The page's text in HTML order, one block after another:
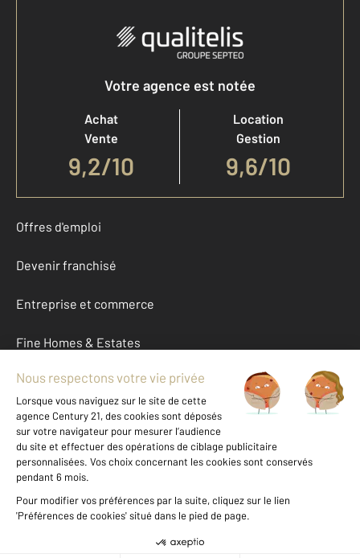
Votre agence est notée
Achat
Vente
9,2/10
Location
Gestion
9,6/10
Offres d'emploi
Devenir franchisé
Entreprise et commerce
Fine Homes & Estates
À propos
International
Nous contacter
Données personnelles